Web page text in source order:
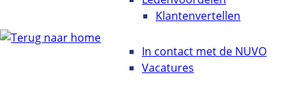
Klantenvertellen
In contact met de NUVO
Vacatures